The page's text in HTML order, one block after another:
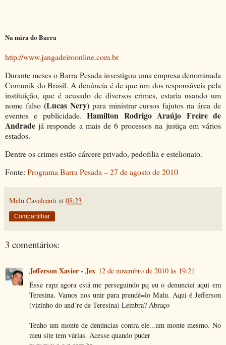
Na mira do Barra
http://www.jangadeiroonline.com.br
Durante meses o Barra Pesada investigou uma empresa denominada
Comunik do Brasil. A denúncia é de que um dos responsáveis pela
instituição, que é acusado de diversos crimes, estaria usando um
nome falso (Lucas Nery)para ministrar cursos fajutos na área de
eventos e publicidade.Hamilton Rodrigo Araújo Freire de
Andrade já responde a mais de 6 processos na justiça em vários
estados.
Dentre os crimes estão cárcere privado, pedofilia e estelionato.
Fonte: Programa Barra Pesada – 27 de agosto de 2010
Malu Cavalcanti at 08:23
Compartilhar
3 comentários:
Jefferson Xavier - Jex 12 de novembro de 2010 às 19:21
Esse rapz agora está me perseguindo pq eu o denunciei aqui em
Teresina. Vamos nos unir para prendê=lo Malu. Aqui é Jefferson
(vizinho do and´re de Teresina) Lembra? Abraço
Tenho um monte de denúncias contra ele...um monte mesmo. No
meu site tem várias. Acesse quando puder